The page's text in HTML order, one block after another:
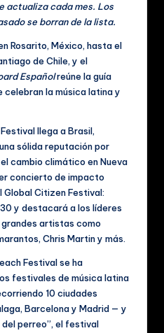
actualiza cada mes. Los
se borran de la lista.
Rosarito, México, hasta el
de Chile, y el
Españolreúne la guía
la música latina y
llega a Brasil,
sólida reputación por
cambio climático en Nueva
concierto de impacto
Global Citizen Festival:
y destacará a los líderes
artistas como
Chris Martin y más.
Festival se ha
festivales de música latina
10 ciudades
Barcelona y Madrid — y
perreo”, el festival